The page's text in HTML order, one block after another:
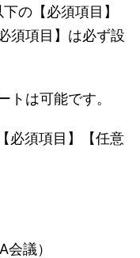
の【必須項目】
須項目】は必ず設
トは可能です。
必須項目】【任意
議）